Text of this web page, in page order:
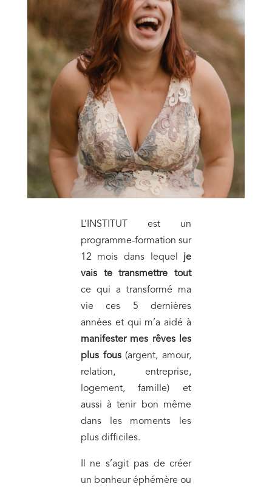
L’INSTITUT est un
programme-formation sur
12 mois dans lequel je
vais te transmettre tout
ce qui a transformé ma
vie ces 5 dernières
années et qui m’a aidé à
manifester mes rêves les
plus fous(argent, amour,
relation, entreprise,
logement, famille) et
aussi à tenir bon même
dans les moments les
plus difficiles.
Il ne s’agit pas de créer
un bonheur éphémère ou